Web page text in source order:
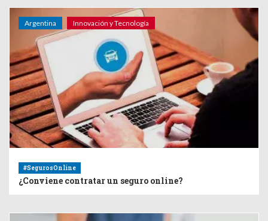
Argentina Innovación y Tecnología
#SegurosOnline
¿Conviene contratar un seguro online?